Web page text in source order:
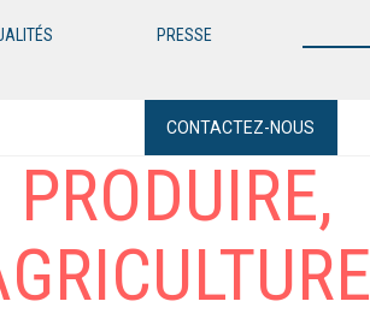
PRESSE
CONTACTEZ-NOUS